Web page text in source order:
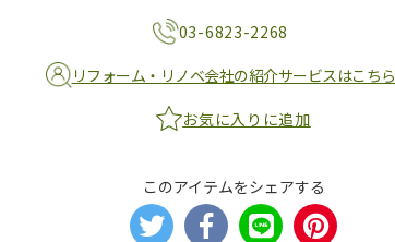
03-6823-2268
リフォーム・リノベ会社の紹介サービスはこちら
お気に入りに追加
このアイテムをシェアする